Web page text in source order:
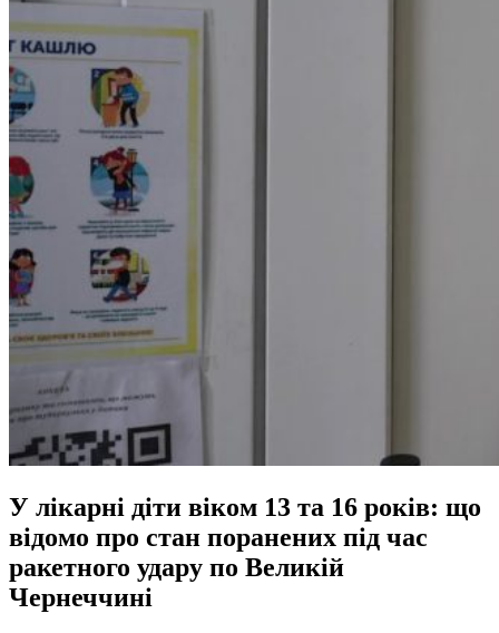
У лікарні діти віком 13 та 16 років: що
відомо про стан поранених під час
ракетного удару по Великій
Чернеччині